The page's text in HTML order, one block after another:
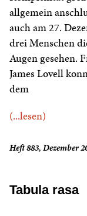
allgemein
auch am 27.
drei Menschen
Augen gesehen.
James Lovell
dem
(...lesen)
Heft 883, Dezember
Tabula rasa